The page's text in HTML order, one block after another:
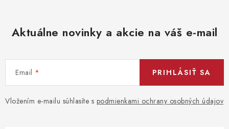
Aktuálne novinky a akcie na váš e-mail
Email
Vložením e-mailu súhlasíte s podmienkami ochrany osobných údajov
PRIHLÁSIŤ SA